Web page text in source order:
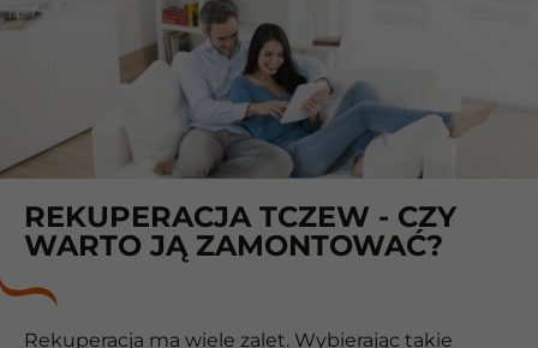
REKUPERACJA TCZEW - CZY
WARTO JĄ ZAMONTOWAĆ?
Rekuperacja ma wiele zalet. Wybierając takie